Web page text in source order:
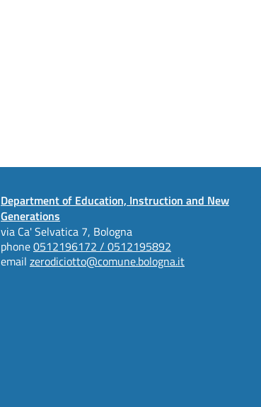
Department of Education, Instruction and New
Generations
via Ca' Selvatica 7, Bologna
phone0512196172 / 0512195892
email zerodiciotto@comune.bologna.it